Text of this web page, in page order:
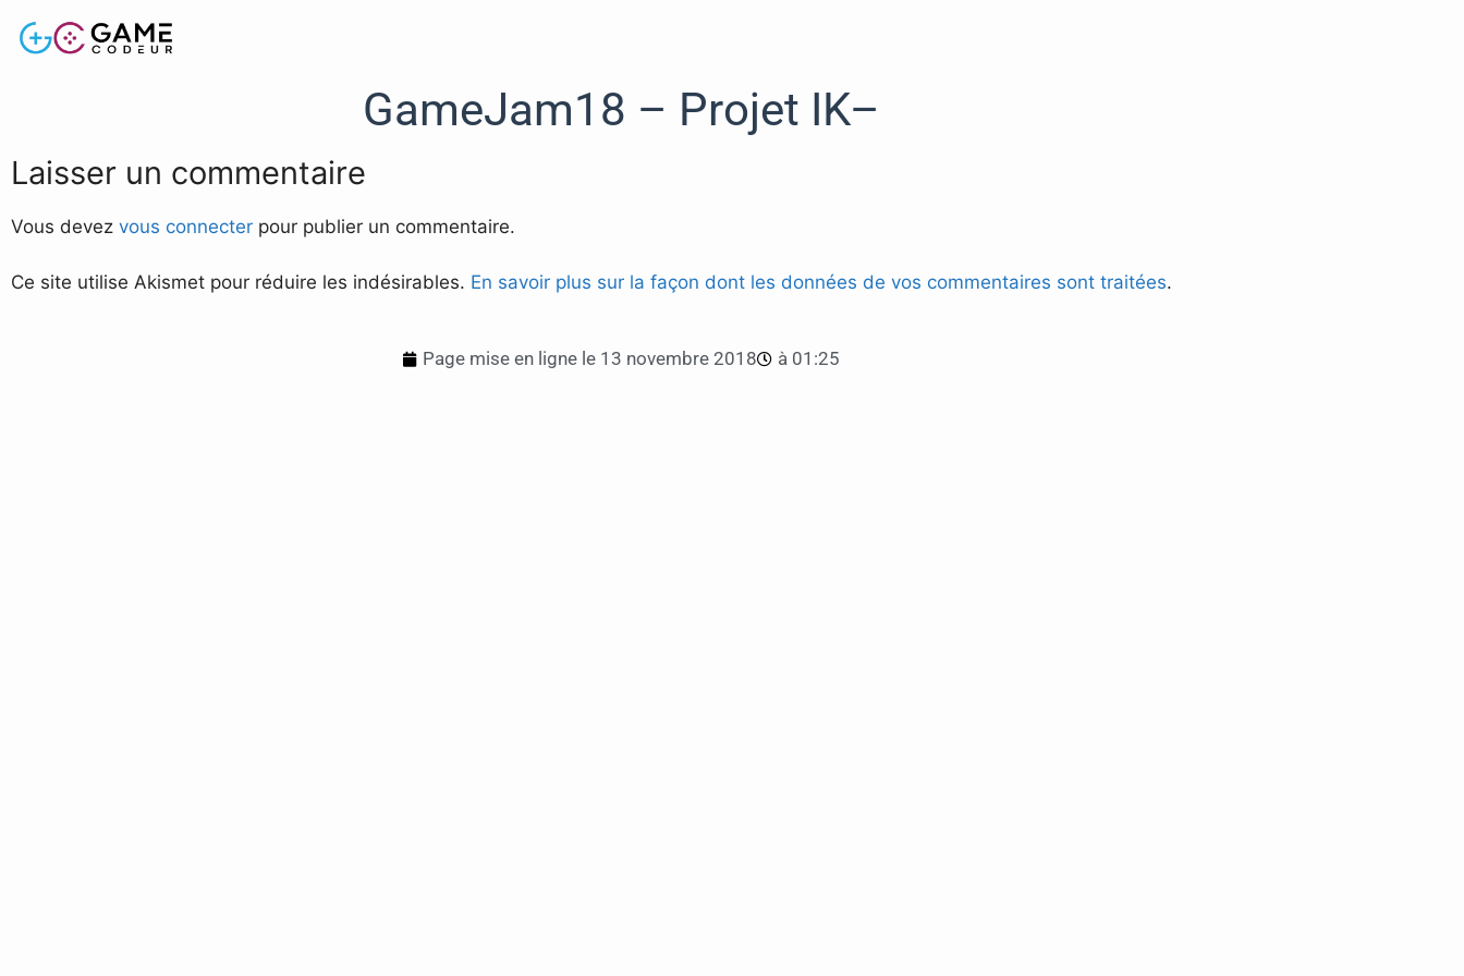
GameJam18 – Projet IK–
Laisser un commentaire
Vous devez vous connecter pour publier un commentaire.
Ce site utilise Akismet pour réduire les indésirables. En savoir plus sur la façon dont les données de vos commentaires sont traitées.
Page mise en ligne le 13 novembre 2018 à 01:25